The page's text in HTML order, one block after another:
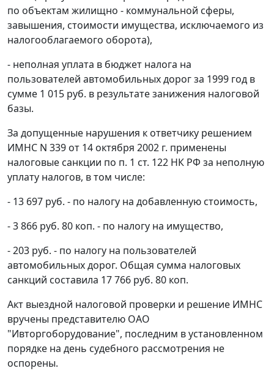
по объектам жилищно - коммунальной сферы,
завышения, стоимости имущества, исключаемого из
налогооблагаемого оборота),
- неполная уплата в бюджет налога на
пользователей автомобильных дорог за 1999 год в
сумме 1 015 руб. в результате занижения налоговой
базы.
За допущенные нарушения к ответчику решением
ИМНС N 339 от 14 октября 2002 г. применены
налоговые санкции по п. 1 ст. 122 НК РФ за неполную
уплату налогов, в том числе:
- 13 697 руб. - по налогу на добавленную стоимость,
- 3 866 руб. 80 коп. - по налогу на имущество,
- 203 руб. - по налогу на пользователей
автомобильных дорог. Общая сумма налоговых
санкций составила 17 766 руб. 80 коп.
Акт выездной налоговой проверки и решение ИМНС
вручены представителю ОАО
"Ивторгоборудование", последним в установленном
порядке на день судебного рассмотрения не
оспорены.